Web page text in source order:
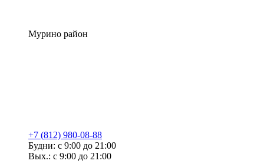
Мурино район
+7 (812) 980-08-88
Будни: с 9:00 до 21:00
Вых.: с 9:00 до 21:00